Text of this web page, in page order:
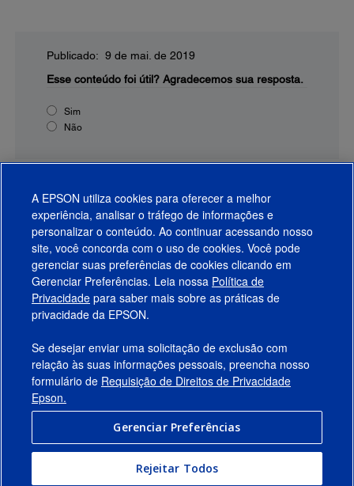
Publicado: 9 de mai. de 2019
Esse conteúdo foi útil? Agradecemos sua resposta.
Sim
Não
Produtos
Suporte
Links Sugeridos
Empresa
Conecte-se com a Epson
A EPSON utiliza cookies para oferecer a melhor
experiência, analisar o tráfego de informações e
personalizar o conteúdo. Ao continuar acessando nosso
site, você concorda com o uso de cookies. Você pode
gerenciar suas preferências de cookies clicando em
Gerenciar Preferências. Leia nossa Política de
Privacidade para saber mais sobre as práticas de
privacidade da EPSON.
Se desejar enviar uma solicitação de exclusão com
relação às suas informações pessoais, preencha nosso
formulário de Requisição de Direitos de Privacidade
Epson.
Gerenciar Preferências
Rejeitar Todos